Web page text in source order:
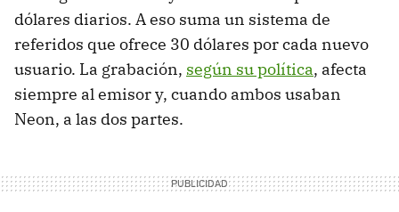
dólares diarios. A eso suma un sistema de
referidos que ofrece 30 dólares por cada nuevo
usuario. La grabación, según su política, afecta
siempre al emisor y, cuando ambos usaban
Neon, a las dos partes.